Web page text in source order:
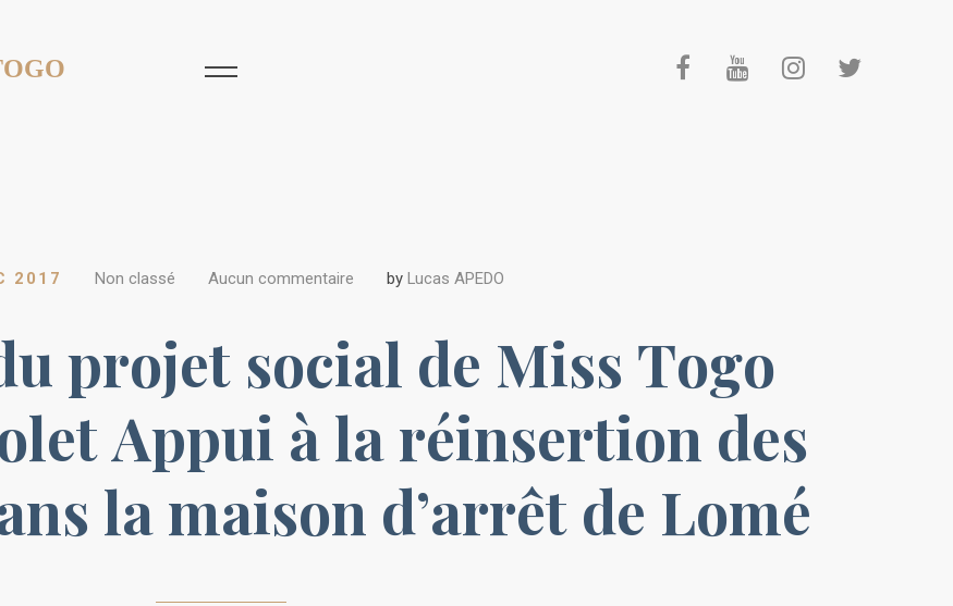
2017 Non classé Aucun commentaire by Lucas APEDO
projet social de Miss Togo
Appui à la réinsertion des
la maison d’arrêt de Lomé